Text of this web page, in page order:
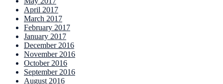
April 2017
March 2017
February 2017
January 2017
December 2016
November 2016
October 2016
September 2016
August 2016